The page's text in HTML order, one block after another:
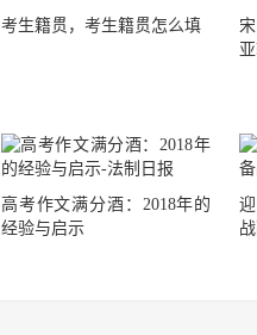
考生籍贯，考生籍贯怎么填
高考作文满分酒：2018年的
经验与启示